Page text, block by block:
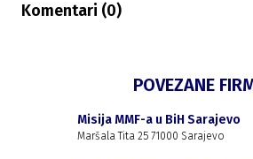
Komentari (0)
POVEZANE
Misija MMF-a u BiH Sarajevo
Maršala Tita 25 71000 Sarajevo